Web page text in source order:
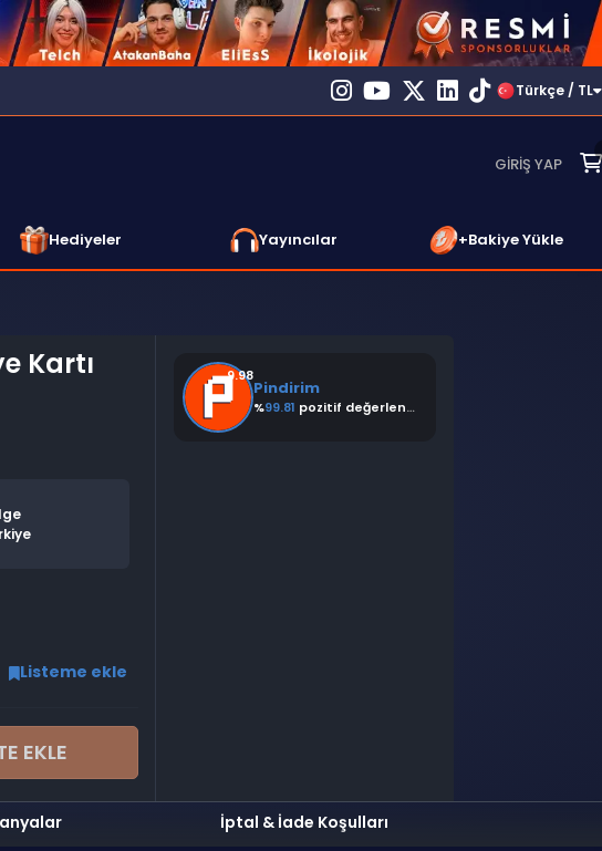
Türkçe / TL
GIRIŞ YAP
Hediyeler Yayıncılar +Bakiye Yükle
Kartı
Listeme ekle
EKLE
9.98
Pindirim
%99.81 pozitif değerlendirme
İptal & İade Koşulları